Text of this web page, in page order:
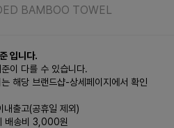
BAMBOO TOWEL
입니다.
이 다를 수 있습니다.
해당 브랜드샵-상세페이지에서 확인
출고(공휴일 제외)
배송비 3,000원